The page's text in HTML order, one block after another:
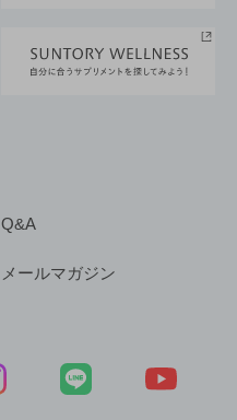
Q&A
メールマガジン